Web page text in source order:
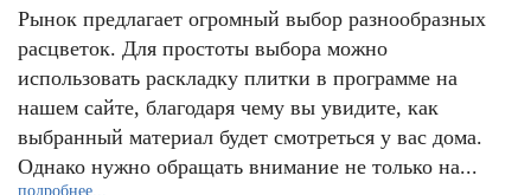
Рынок предлагает огромный выбор разнообразных
расцветок. Для простоты выбора можно
использовать раскладку плитки в программе на
нашем сайте, благодаря чему вы увидите, как
выбранный материал будет смотреться у вас дома.
Однако нужно обращать внимание не только на...
подробнее...